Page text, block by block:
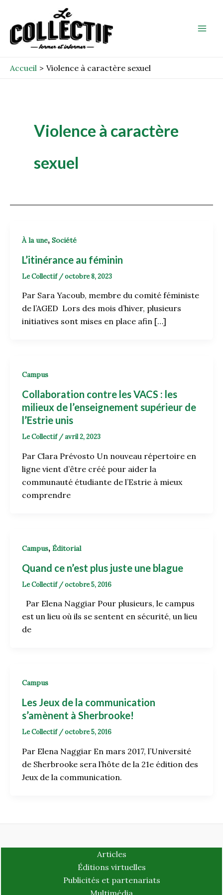
contenu
Accueil Violence à caractère sexuel
Violence à caractère
sexuel
À la une, Société
L’itinérance au féminin
Le Collectif /octobre 8, 2023
Par Sara Yacoub, membre du comité féministe
de l’AGED Lors des mois d’hiver, plusieurs
initiatives sont mises en place afin […]
Campus
Collaboration contre les VACS : les
milieux de l’enseignement supérieur de
l’Estrie unis
Le Collectif /avril 2, 2023
Par Clara Prévosto Un nouveau répertoire en
ligne vient d’être créé pour aider la
communauté étudiante de l’Estrie à mieux
comprendre
Campus, Éditorial
Quand ce n’est plus juste une blague
Le Collectif /octobre 5, 2016
Par Elena Naggiar Pour plusieurs, le campus
est un lieu où ils se sentent en sécurité, un lieu
de
Campus
Les Jeux de la communication
s’amènent à Sherbrooke!
Le Collectif /octobre 5, 2016
Par Elena Naggiar En mars 2017, l’Université
de Sherbrooke sera l’hôte de la 21e édition des
Jeux de la communication.
Articles
Éditions virtuelles
Publicités et partenariats
Multimédia